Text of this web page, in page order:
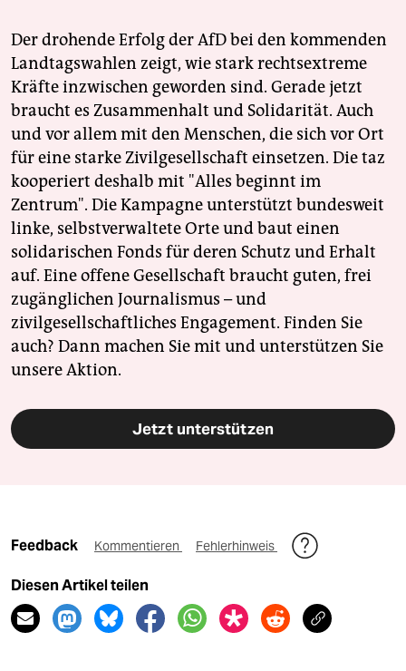
Der drohende Erfolg der AfD bei den kommenden
Landtagswahlen zeigt, wie stark rechtsextreme
Kräfte inzwischen geworden sind. Gerade jetzt
braucht es Zusammenhalt und Solidarität. Auch
und vor allem mit den Menschen, die sich vor Ort
für eine starke Zivilgesellschaft einsetzen. Die taz
kooperiert deshalb mit "Alles beginnt im
Zentrum". Die Kampagne unterstützt bundesweit
linke, selbstverwaltete Orte und baut einen
solidarischen Fonds für deren Schutz und Erhalt
auf. Eine offene Gesellschaft braucht guten, frei
zugänglichen Journalismus – und
zivilgesellschaftliches Engagement. Finden Sie
auch? Dann machen Sie mit und unterstützen Sie
unsere Aktion.
Jetzt unterstützen
Feedback Kommentieren Fehlerhinweis
Diesen Artikel teilen